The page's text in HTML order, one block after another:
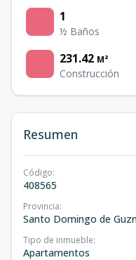
1
½ Baños
231.42 M²
Construcción
Resumen
Código:
408565
Provincia:
Santo Domingo de
Tipo de inmueble:
Apartamentos